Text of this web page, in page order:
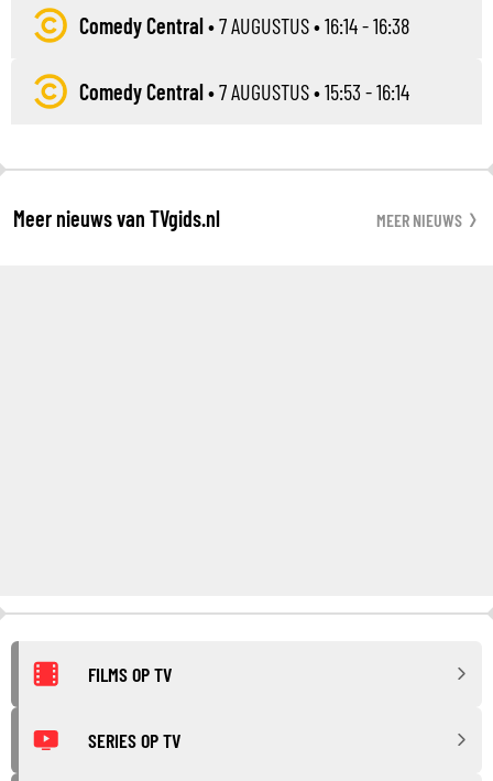
Comedy Central•7 AUGUSTUS• 16:14 - 16:38
Comedy Central•7 AUGUSTUS• 15:53 - 16:14
Meer nieuws van TVgids.nl MEER NIEUWS
FILMS OP TV
SERIES OP TV